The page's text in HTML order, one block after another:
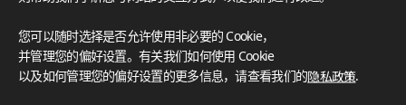
您可以随时选择是否允许使用非必要的 Cookie，
并管理您的偏好设置。有关我们如何使用 Cookie
以及如何管理您的偏好设置的更多信息，请查看我们的隐私政策.